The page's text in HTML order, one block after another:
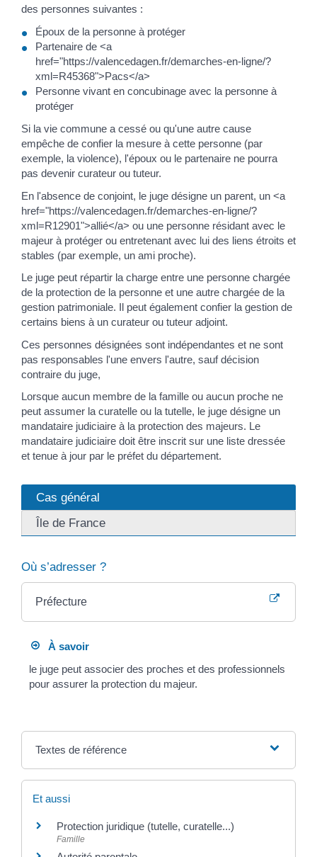
des personnes suivantes :
Époux de la personne à protéger
Partenaire de <a
href="https://valencedagen.fr/demarches-en-ligne/?
xml=R45368">Pacs</a>
Personne vivant en concubinage avec la personne à
protéger
Si la vie commune a cessé ou qu'une autre cause
empêche de confier la mesure à cette personne (par
exemple, la violence), l'époux ou le partenaire ne pourra
pas devenir curateur ou tuteur.
En l'absence de conjoint, le juge désigne un parent, un <a
href="https://valencedagen.fr/demarches-en-ligne/?
xml=R12901">allié</a> ou une personne résidant avec le
majeur à protéger ou entretenant avec lui des liens étroits et
stables (par exemple, un ami proche).
Le juge peut répartir la charge entre une personne chargée
de la protection de la personne et une autre chargée de la
gestion patrimoniale. Il peut également confier la gestion de
certains biens à un curateur ou tuteur adjoint.
Ces personnes désignées sont indépendantes et ne sont
pas responsables l'une envers l'autre, sauf décision
contraire du juge,
Lorsque aucun membre de la famille ou aucun proche ne
peut assumer la curatelle ou la tutelle, le juge désigne un
mandataire judiciaire à la protection des majeurs. Le
mandataire judiciaire doit être inscrit sur une liste dressée
et tenue à jour par le préfet du département.
Cas général
Île de France
Où s’adresser ?
Préfecture
À savoir
le juge peut associer des proches et des professionnels
pour assurer la protection du majeur.
Textes de référence
Et aussi
Protection juridique (tutelle, curatelle...)
Famille